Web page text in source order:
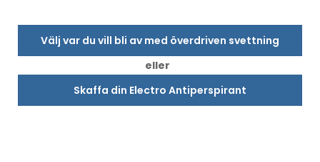
Välj var du vill bli av med överdriven svettning
eller
Skaffa din Electro Antiperspirant